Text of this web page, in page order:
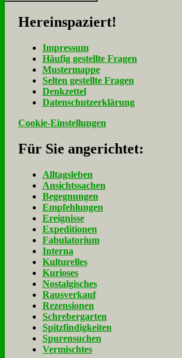
Her­ein­spa­ziert!
Im­pres­sum
Häu­fig ge­stell­te Fra­gen
Mu­ster­map­pe
Sel­ten ge­stell­te Fra­gen
Denk­zet­tel
Da­ten­schutz­er­klä­rung
Cookie-Einstellungen
Für Sie an­ge­rich­tet:
Alltagsleben
Ansichtssachen
Begegnungen
Empfehlungen
Ereignisse
Expeditionen
Fabulatorium
Interna
Kulturelles
Kurioses
Nostalgisches
Rausverkauf
Rezensionen
Schrebergarten
Spitzfindigkeiten
Spurensuchen
Vermischtes